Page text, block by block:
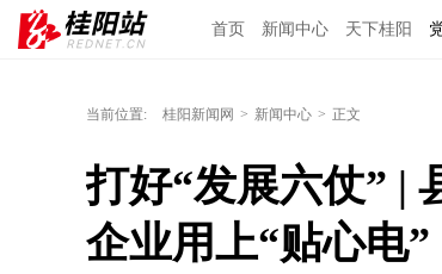
首页 新闻中心 天下桂阳
当前位置: 桂阳新闻网 > 新闻中心 > 正文
打好“发展六仗” |
企业用上“贴心电”